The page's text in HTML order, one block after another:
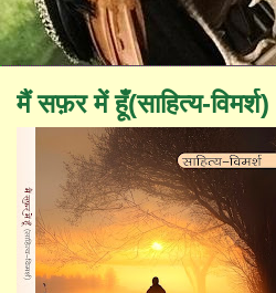
मैं सफ़र में हूँ(साहित्य-विमर्श)